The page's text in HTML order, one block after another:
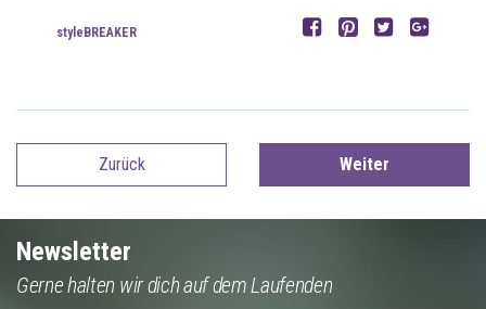
styleBREAKER
Zurück Weiter
Newsletter
Gerne halten wir dich auf dem Laufenden